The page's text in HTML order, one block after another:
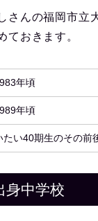
さんの福岡市立
ておきます。
年頃
年頃
たい40期生のその前
身中学校